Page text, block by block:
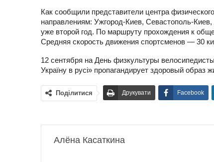
Как сообщили представители центра
направлениям: Ужгород-Киев, Севастополь-
уже второй год. По маршруту прохождения к
Средняя скорость движения спортсменов — 30
12 сентября на День физкультуры
Україну в русі» пропагандирует здоровый образ
Поділитися Друкувати Facebook
Алёна Касаткина